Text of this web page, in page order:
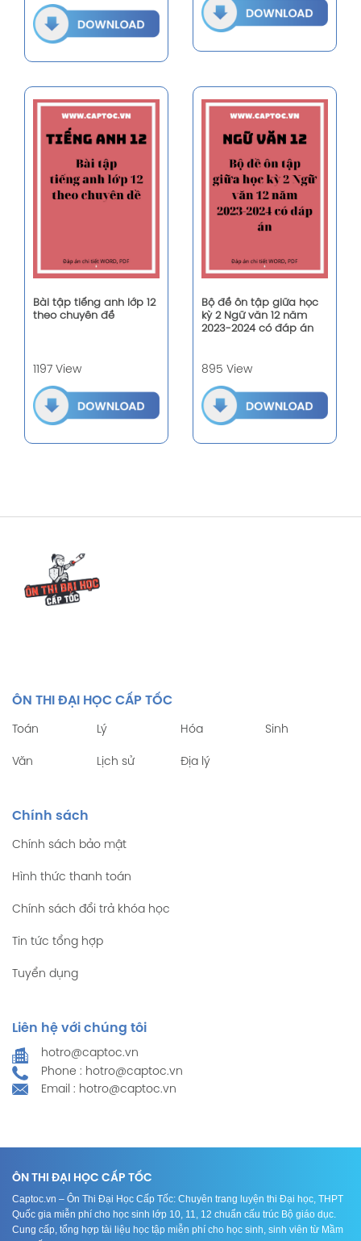
Bài tập tiếng anh lớp 12
theo chuyên đề
1197 View
Bộ đề ôn tập giữa học
kỳ 2 Ngữ văn 12 năm
2023-2024 có đáp án
895 View
ÔN THI ĐẠI HỌC CẤP TỐC
Toán Lý Hóa Sinh
Văn Lịch sử Địa lý
Chính sách
Chính sách bảo mật
Hình thức thanh toán
Chính sách đổi trả khóa học
Tin tức tổng hợp
Tuyển dụng
Liên hệ với chúng tôi
hotro@captoc.vn
Phone : hotro@captoc.vn
Email : hotro@captoc.vn
ÔN THI ĐẠI HỌC CẤP TỐC
Captoc.vn – Ôn Thi Đại Học Cấp Tốc: Chuyên trang luyện thi Đại học, THPT
Quốc gia miễn phí cho học sinh lớp 10, 11, 12 chuẩn cấu trúc Bộ giáo dục.
Cung cấp, tổng hợp tài liệu học tập miễn phí cho học sinh, sinh viên từ Mầm